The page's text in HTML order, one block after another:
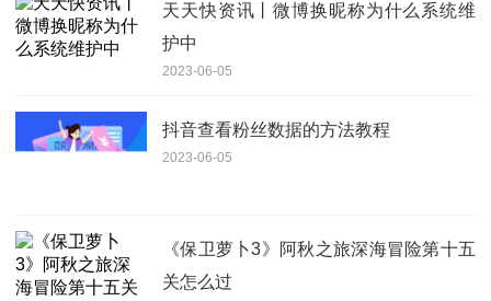
天天快资讯丨微博换昵称为什么系统维
护中
2023-06-05
抖音查看粉丝数据的方法教程
2023-06-05
《保卫萝卜3》阿秋之旅深海冒险第十五
关怎么过